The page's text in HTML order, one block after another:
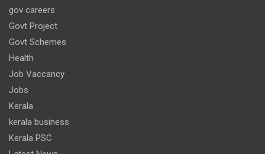
gov careers
Govt Project
Govt Schemes
Health
Job Vaccancy
Jobs
Kerala
kerala business
Kerala PSC